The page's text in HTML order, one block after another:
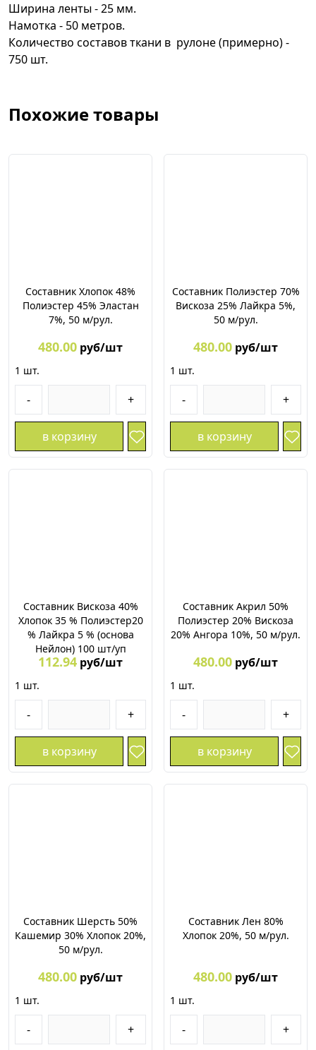
Ширина ленты - 25 мм.
Намотка - 50 метров.
Количество составов ткани в рулоне (примерно) -
750 шт.
Похожие товары
Составник Хлопок 48%
Полиэстер 45% Эластан
7%, 50 м/рул.
480.00 руб/шт
1 шт.
- +
в корзину
Составник Полиэстер 70%
Вискоза 25% Лайкра 5%,
50 м/рул.
480.00 руб/шт
1 шт.
- +
в корзину
Составник Вискоза 40%
Хлопок 35 % Полиэстер20
% Лайкра 5 % (основа
Нейлон) 100 шт/уп
112.94 руб/шт
1 шт.
- +
в корзину
Составник Акрил 50%
Полиэстер 20% Вискоза
20% Ангора 10%, 50 м/рул.
480.00 руб/шт
1 шт.
- +
в корзину
Составник Шерсть 50%
Кашемир 30% Хлопок 20%,
50 м/рул.
480.00 руб/шт
1 шт.
- +
Составник Лен 80%
Хлопок 20%, 50 м/рул.
480.00 руб/шт
1 шт.
- +